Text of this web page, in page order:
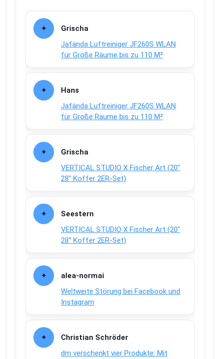
Grischa
Jafända Luftreiniger JF260S WLAN
für Große Räume bis zu 110 M²
Hans
Jafända Luftreiniger JF260S WLAN
für Große Räume bis zu 110 M²
Grischa
VERTICAL STUDIO X Fischer Art (20″
28″ Koffer 2ER-Set)
Seestern
VERTICAL STUDIO X Fischer Art (20″
28″ Koffer 2ER-Set)
alea-normai
Weltweite Störung bei Facebook und
Instagram
Christian Schröder
dm verschenkt vier Produkte: Mit